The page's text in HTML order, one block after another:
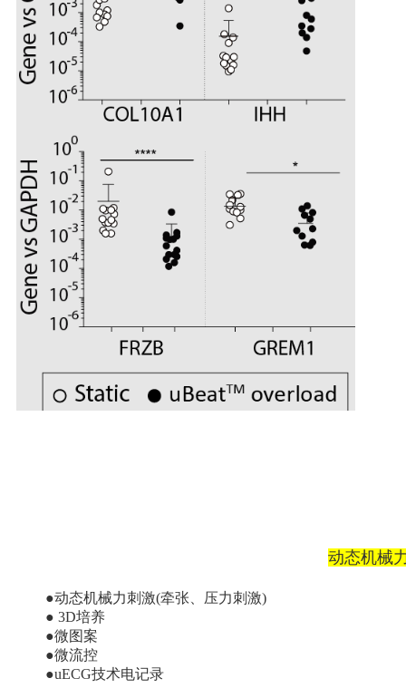
动态机械
●动态机械力刺激(牵张、压力刺激)
● 3D培养
●微图案
●微流控
●uECG技术电记录